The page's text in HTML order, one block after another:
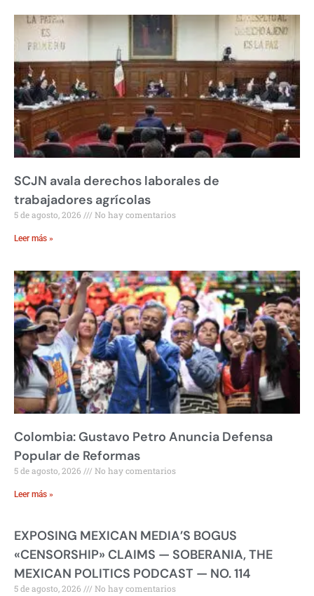
SCJN avala derechos laborales de
trabajadores agrícolas
5 de agosto, 2026 No hay comentarios
Leer más »
Colombia: Gustavo Petro Anuncia Defensa
Popular de Reformas
5 de agosto, 2026 No hay comentarios
Leer más »
EXPOSING MEXICAN MEDIA’S BOGUS
«CENSORSHIP» CLAIMS — SOBERANIA, THE
MEXICAN POLITICS PODCAST — NO. 114
5 de agosto, 2026 No hay comentarios